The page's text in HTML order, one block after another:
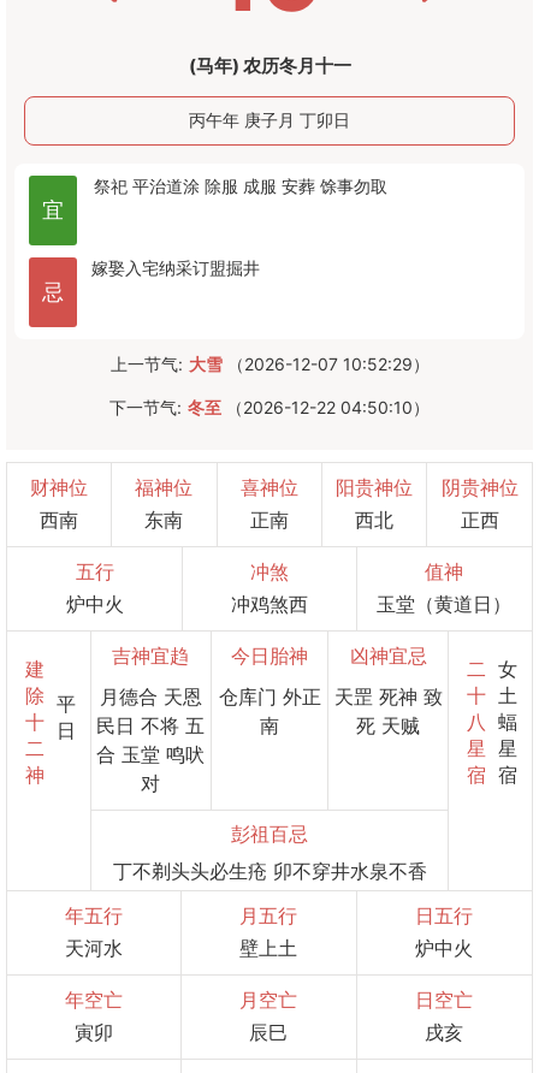
(马年) 农历冬月十一
丙午年 庚子月 丁卯日
宜
祭祀 平治道涂 除服 成服 安葬 馀事勿取
忌
嫁娶入宅纳采订盟掘井
上一节气: 大雪 （2026-12-07 10:52:29）
下一节气: 冬至 （2026-12-22 04:50:10）
财神位
西南
福神位
东南
喜神位
正南
阳贵神位
西北
阴贵神位
正西
五行
炉中火
冲煞
冲鸡煞西
值神
玉堂（黄道日）
建
除
十
二
神
平
日
吉神宜趋
月德合 天恩
民日 不将 五
合 玉堂 鸣吠
对
今日胎神
仓库门 外正
南
凶神宜忌
天罡 死神 致
死 天贼
彭祖百忌
丁不剃头头必生疮 卯不穿井水泉不香
二
十
八
星
宿
女
土
蝠
星
宿
年五行
天河水
月五行
壁上土
日五行
炉中火
年空亡
寅卯
月空亡
辰巳
日空亡
戌亥